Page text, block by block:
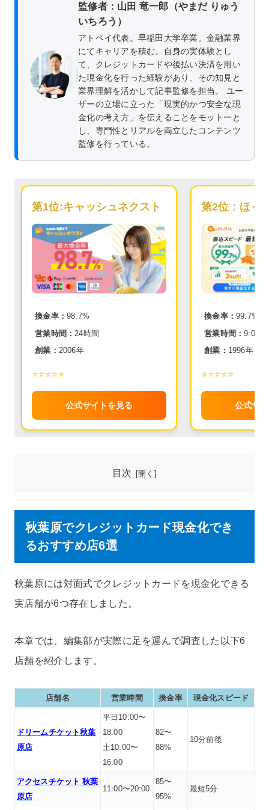
監修者：山田 竜一郎（やまだ りゅう
いちろう）
アトペイ代表。早稲田大学卒業。金融業界
にてキャリアを積む。自身の実体験とし
て、クレジットカードや後払い決済を用い
た現金化を行った経験があり、その知見と
業界理解を活かして記事監修を担当。 ユー
ザーの立場に立った「現実的かつ安全な現
金化の考え方」を伝えることをモットーと
し、専門性とリアルを両立したコンテンツ
監修を行っている。
第1位:キャッシュネクスト
換金率： 98.7%
営業時間： 24時間
創業： 2006年
⭐️⭐️⭐️⭐️⭐️
公式サイトを見る
第2位： ほっ
換金率： 99.7%
営業時間：
創業： 1996年
⭐️⭐️⭐️⭐️⭐️
公式サ
目次
秋葉原でクレジットカード現金化でき
るおすすめ店6選
秋葉原には対面式でクレジットカードを現金化できる
実店舗が6つ存在しました。
本章では、編集部が実際に足を運んで調査した以下6
店舗を紹介します。
店舗名 営業時間 換金率 現金化スピード
ドリームチケット秋葉
原店
平日10:00〜
18:00
土10:00〜
16:00
82〜
88%
10分前後
アクセスチケット 秋葉
原店
11:00〜20:00
85〜
95%
最短5分